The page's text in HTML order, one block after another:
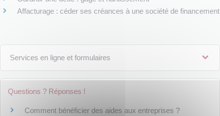
Affacturage : céder ses créances à une société de financement
Services en ligne et formulaires
Questions ? Réponses !
Comment bénéficier des aides aux entreprises ?